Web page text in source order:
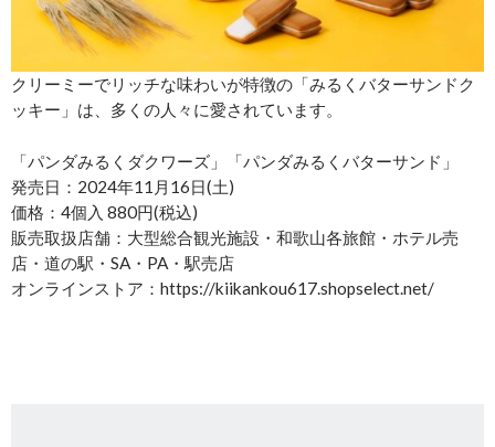
クリーミーでリッチな味わいが特徴の「みるくバターサンドク
ッキー」は、多くの人々に愛されています。
「パンダみるくダクワーズ」「パンダみるくバターサンド」
発売日：2024年11月16日(土)
価格：4個入 880円(税込)
販売取扱店舗：大型総合観光施設・和歌山各旅館・ホテル売
店・道の駅・SA・PA・駅売店
オンラインストア：https://kiikankou617.shopselect.net/